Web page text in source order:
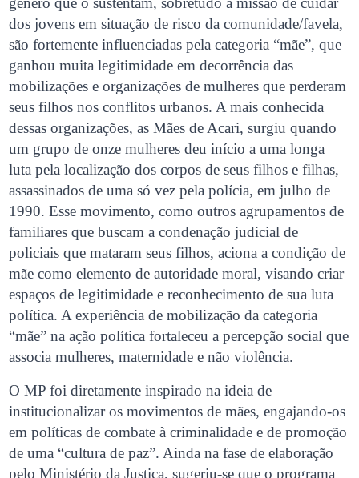
dos jovens em situação de risco da comunidade/favela,
são fortemente influenciadas pela categoria “mãe”, que
ganhou muita legitimidade em decorrência das
mobilizações e organizações de mulheres que perderam
seus filhos nos conflitos urbanos. A mais conhecida
dessas organizações, as Mães de Acari, surgiu quando
um grupo de onze mulheres deu início a uma longa
luta pela localização dos corpos de seus filhos e filhas,
assassinados de uma só vez pela polícia, em julho de
1990. Esse movimento, como outros agrupamentos de
familiares que buscam a condenação judicial de
policiais que mataram seus filhos, aciona a condição de
mãe como elemento de autoridade moral, visando criar
espaços de legitimidade e reconhecimento de sua luta
política. A experiência de mobilização da categoria
“mãe” na ação política fortaleceu a percepção social que
associa mulheres, maternidade e não violência.
O MP foi diretamente inspirado na ideia de
institucionalizar os movimentos de mães, engajando-os
em políticas de combate à criminalidade e de promoção
de uma “cultura de paz”. Ainda na fase de elaboração
pelo Ministério da Justiça, sugeriu-se que o programa